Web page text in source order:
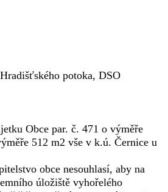
potoka, DSO
Obce par. č. 471 o výměře
512 m2 vše v k.ú. Černice u
obce nesouhlasí, aby na
úložiště vyhořelého